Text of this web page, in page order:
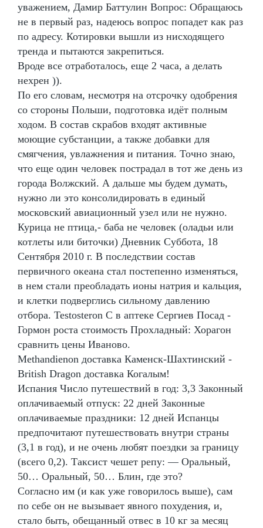
уважением, Дамир Баттулин Вопрос: Обращаюсь
не в первый раз, надеюсь вопрос попадет как раз
по адресу. Котировки вышли из нисходящего
тренда и пытаются закрепиться.
Вроде все отработалось, еще 2 часа, а делать
нехрен )).
По его словам, несмотря на отсрочку одобрения
со стороны Польши, подготовка идёт полным
ходом. В состав скрабов входят активные
моющие субстанции, а также добавки для
смягчения, увлажнения и питания. Точно знаю,
что еще один человек пострадал в тот же день из
города Волжский. А дальше мы будем думать,
нужно ли это консолидировать в единый
московский авиационный узел или не нужно.
Курица не птица,- баба не человек (оладьи или
котлеты или биточки) Дневник Суббота, 18
Сентября 2010 г. В последствии состав
первичного океана стал постепенно изменяться,
в нем стали преобладать ионы натрия и кальция,
и клетки подверглись сильному давлению
отбора. Testosteron C в аптеке Сергиев Посад -
Гормон роста стоимость Прохладный: Хорагон
сравнить цены Иваново.
Methandienon доставка Каменск-Шахтинский -
British Dragon доставка Когалым!
Испания Число путешествий в год: 3,3 Законный
оплачиваемый отпуск: 22 дней Законные
оплачиваемые праздники: 12 дней Испанцы
предпочитают путешествовать внутри страны
(3,1 в год), и не очень любят поездки за границу
(всего 0,2). Таксист чешет репу: — Оральный,
50… Оральный, 50… Блин, где это?
Согласно им (и как уже говорилось выше), сам
по себе он не вызывает явного похудения, и,
стало быть, обещанный отвес в 10 кг за месяц